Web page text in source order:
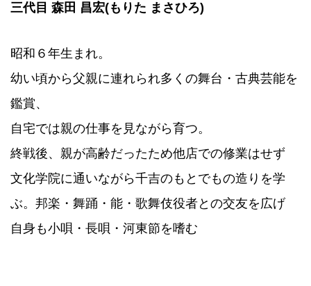
三代目 森田 昌宏(もりた まさひろ)
昭和６年生まれ。
幼い頃から父親に連れられ多くの舞台・古典芸能を
鑑賞、
自宅では親の仕事を見ながら育つ。
終戦後、親が高齢だったため他店での修業はせず
文化学院に通いながら千吉のもとでもの造りを学
ぶ。邦楽・舞踊・能・歌舞伎役者との交友を広げ
自身も小唄・長唄・河東節を嗜む